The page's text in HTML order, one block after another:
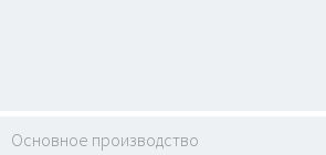
Основное производство